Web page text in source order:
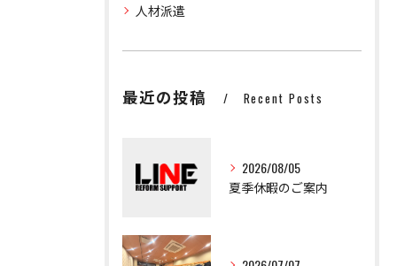
人材派遣
最近の投稿 Recent Posts
2026/08/05
夏季休暇のご案内